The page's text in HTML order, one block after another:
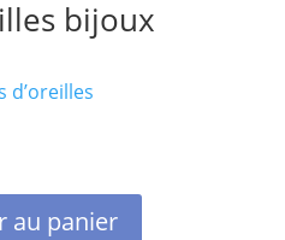
bijoux
d’oreilles
au panier